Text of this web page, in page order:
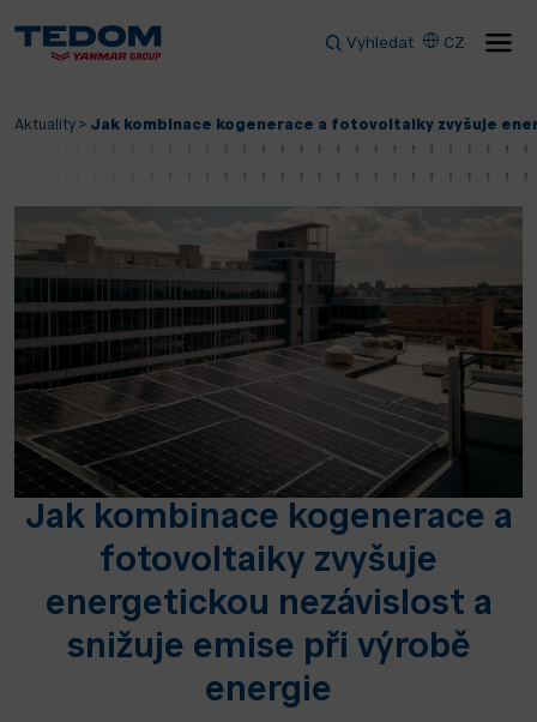
Vyhledat CZ
Aktuality > Jak kombinace kogenerace a fotovoltaiky zvyšuje
Jak kombinace kogenerace a
fotovoltaiky zvyšuje
energetickou nezávislost a
snižuje emise při výrobě
energie